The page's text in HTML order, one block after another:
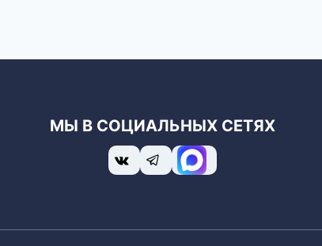
МЫ В СОЦИАЛЬНЫХ СЕТЯХ